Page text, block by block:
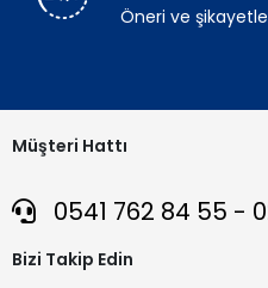
Öneri ve
Müşteri Hattı
0541 762 84 55 -
Bizi Takip Edin